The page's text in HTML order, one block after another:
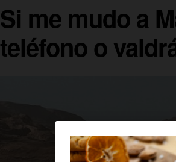
Si me mudo a
teléfono o